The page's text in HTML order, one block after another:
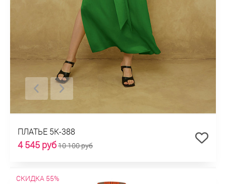
ПЛАТЬЕ 5К-388
4 545 руб10 100 руб
СКИДКА 55%